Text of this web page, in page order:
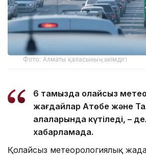
Фото: Алматы қаласының әкімдігі
6 тамызда қолайсыз
жағдайлар Ақтөбе және
қалаларында күтіледі, –
хабарламада.
Қолайсыз метеорологиялық